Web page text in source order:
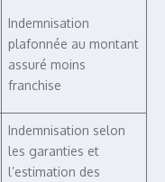
Indemnisation
plafonnée au montant
assuré moins
franchise
Indemnisation selon
les garanties et
l’estimation des